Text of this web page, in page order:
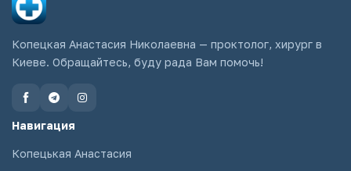
Копецкая Анастасия Николаевна — проктолог, хирург в
Киеве. Обращайтесь, буду рада Вам помочь!
Навигация
Копецькая Анастасия